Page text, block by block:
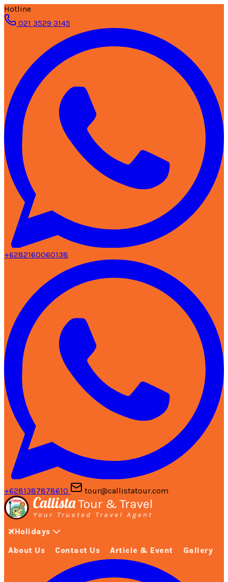
Hotline
021 3529 3145
+6282160060138
+6281387878610 tour@callistatour.com
Holidays
About Us Contact Us Article & Event Gallery